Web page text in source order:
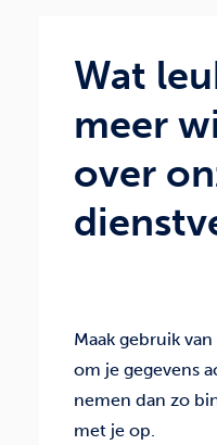
Wat
meer
over
Maak gebruik
om je gegevens
nemen dan zo
met je op.